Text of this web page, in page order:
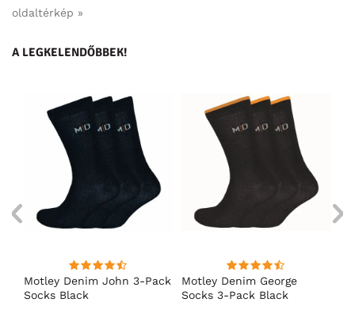
oldaltérkép »
A LEGKELENDŐBBEK!
Motley Denim John 3-Pack
Socks Black
Motley Denim George
Socks 3-Pack Black